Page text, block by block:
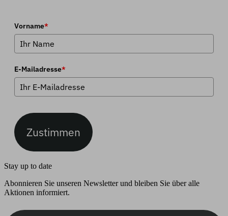
Vorname*
E-Mailadresse*
Zustimmen
Stay up to date
Abonnieren Sie unseren Newsletter und bleiben Sie über alle
Aktionen informiert.